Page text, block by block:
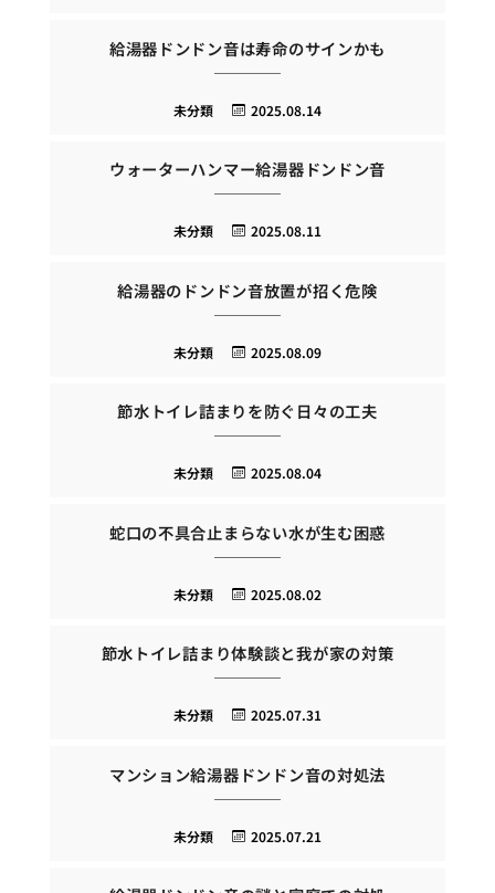
給湯器ドンドン音は寿命のサインかも
2025.08.14
未分類
ウォーターハンマー給湯器ドンドン音
2025.08.11
未分類
給湯器のドンドン音放置が招く危険
2025.08.09
未分類
節水トイレ詰まりを防ぐ日々の工夫
2025.08.04
未分類
蛇口の不具合止まらない水が生む困惑
2025.08.02
未分類
節水トイレ詰まり体験談と我が家の対策
2025.07.31
未分類
マンション給湯器ドンドン音の対処法
2025.07.21
未分類